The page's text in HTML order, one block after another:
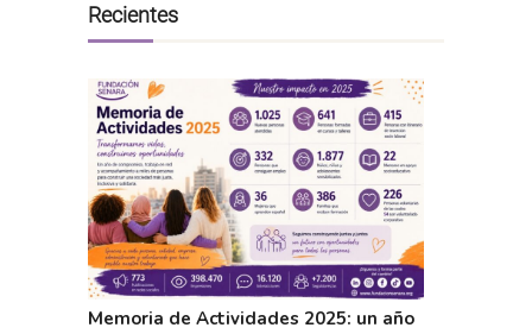
Recientes
Memoria de Actividades 2025: un año